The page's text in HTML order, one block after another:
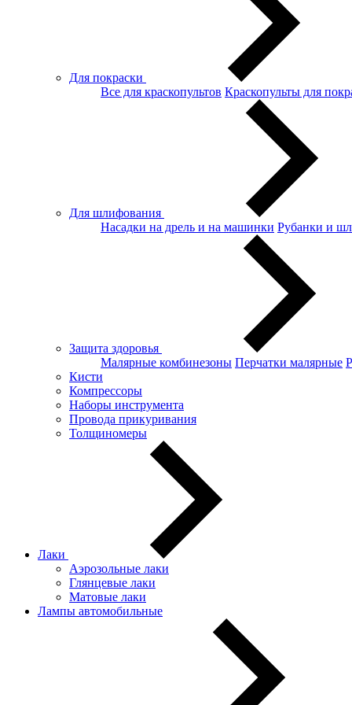
Для покраски
Все для краскопультов Краскопульты для
Для шлифования
Насадки на дрель и на машинки Рубанки и
Защита здоровья
Малярные комбинезоны Перчатки малярные
Кисти
Компрессоры
Наборы инструмента
Провода прикуривания
Толщиномеры
Лаки
Аэрозольные лаки
Глянцевые лаки
Матовые лаки
Лампы автомобильные